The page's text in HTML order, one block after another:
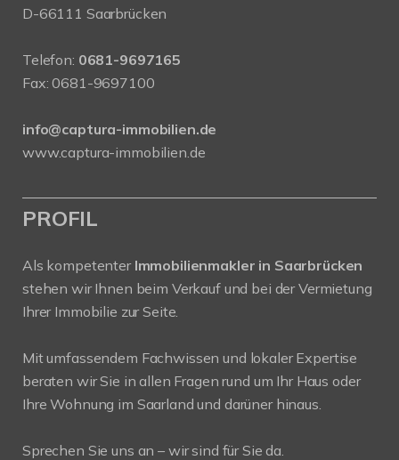
D-66111 Saarbrücken
Telefon: 0681-9697165
Fax: 0681-9697100
info@captura-immobilien.de
www.captura-immobilien.de
PROFIL
Als kompetenter Immobilienmakler in Saarbrücken
stehen wir Ihnen beim Verkauf und bei der Vermietung
Ihrer Immobilie zur Seite.
Mit umfassendem Fachwissen und lokaler Expertise
beraten wir Sie in allen Fragen rund um Ihr Haus oder
Ihre Wohnung im Saarland und darüner hinaus.
Sprechen Sie uns an – wir sind für Sie da.